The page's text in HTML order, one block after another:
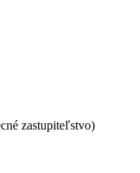
zastupiteľstvo)